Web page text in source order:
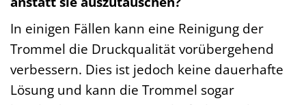
In einigen Fällen kann eine Reinigung der
Trommel die Druckqualität vorübergehend
verbessern. Dies ist jedoch keine dauerhafte
Lösung und kann die Trommel sogar